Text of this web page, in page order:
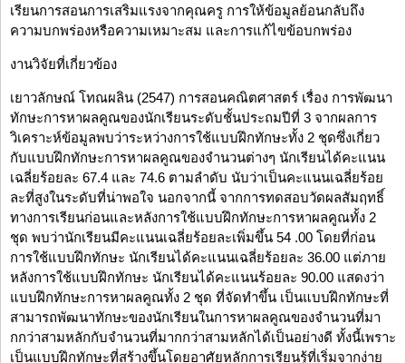
เรียนการสอนการเสริมแรงจากคุณครู การให้ข้อมูลย้อนกลับถึง
ความบกพร่องหรือความเหมาะสม และการแก้ไขข้อบกพร่อง
งานวิจัยที่เกี่ยวข้อง
เยาวลักษณ์ โทณผลิน (2547) การสอนคณิตศาสตร์ เรื่อง การพัฒนา
ทักษะการหาผลคูณของนักเรียนระดับชั้นประถมปีที่ 3 จากผลการ
วิเคราะห์ข้อมูลพบว่าระหว่างการใช้แบบฝึกทักษะทั้ง 2 ชุดซึ่งเกี่ยว
กับแบบฝึกทักษะการหาผลคูณของจำนวนต่างๆ นักเรียนได้คะแนน
เฉลี่ยร้อยละ 67.4 และ 74.6 ตามลำดับ นับว่าเป็นคะแนนเฉลี่ยร้อย
ละที่สูงในระดับที่น่าพอใจ นอกจากนี้ จากการทดสอบวัดผลสัมฤทธิ์
ทางการเรียนก่อนและหลังการใช้แบบฝึกทักษะการหาผลคูณทั้ง 2
ชุด พบว่านักเรียนมีคะแนนเฉลี่ยร้อยละเพิ่มขึ้น 54 .00 โดยที่ก่อน
การใช้แบบฝึกทักษะ นักเรียนได้คะแนนเฉลี่ยร้อยละ 36.00 แต่ภาย
หลังการใช้แบบฝึกทักษะ นักเรียนได้คะแนนร้อยละ 90.00 แสดงว่า
แบบฝึกทักษะการหาผลคูณทั้ง 2 ชุด ที่จัดทำขึ้น เป็นแบบฝึกทักษะที่
สามารถพัฒนาทักษะของนักเรียนในการหาผลคูณของจำนวนที่มา
กกว่าสามหลักกับจำนวนที่มากกว่าสามหลักได้เป็นอย่างดี ทั้งนี้เพราะ
เป็นแบบฝึกทักษะที่สร้างขึ้นโดยอาศัยหลักการเรียนรู้ที่เริ่มจากง่าย